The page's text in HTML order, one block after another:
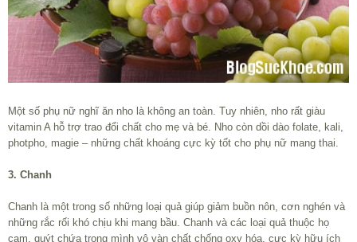
Một số phụ nữ nghĩ ăn nho là không an toàn. Tuy nhiên, nho rất giàu
vitamin A hỗ trợ trao đổi chất cho mẹ và bé. Nho còn dồi dào folate, kali,
photpho, magie – những chất khoáng cực kỳ tốt cho phụ nữ mang thai.
3. Chanh
Chanh là một trong số những loại quả giúp giảm buồn nôn, cơn nghén và
những rắc rối khó chịu khi mang bầu. Chanh và các loại quả thuộc họ
cam, quýt chứa trong mình vô vàn chất chống oxy hóa, cực kỳ hữu ích